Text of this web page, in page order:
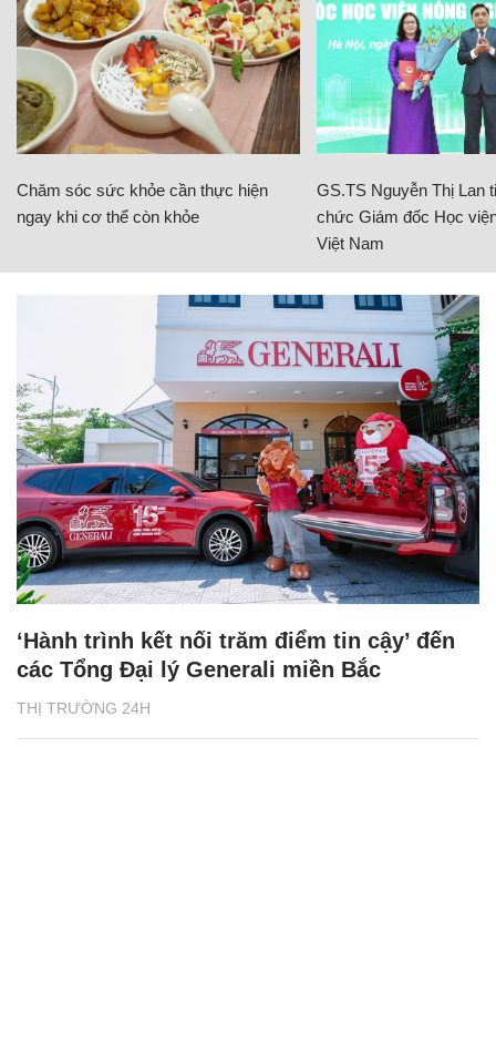
Chăm sóc sức khỏe cần thực hiện
ngay khi cơ thể còn khỏe
GS.TS Nguyễn Thị Lan
chức Giám đốc Học
Việt Nam
THỊ TRƯỜNG 24H
‘Hành trình kết nối trăm điểm tin cậy’ đến
các Tổng Đại lý Generali miền Bắc